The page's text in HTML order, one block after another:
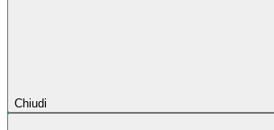
Chiudi